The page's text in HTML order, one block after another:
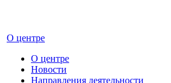
О центре
О центре
Новости
Направления деятельности